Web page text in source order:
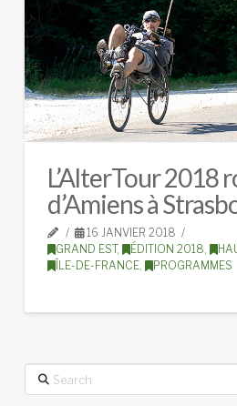
L’AlterTour 2018
d’Amiens à
16 JANVIER 2018
GRAND EST, ÉDITION 2018
ÎLE-DE-FRANCE, PROGRAMMES
Search